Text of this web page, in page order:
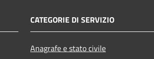
CATEGORIE DI SERVIZIO
Anagrafe e stato civile